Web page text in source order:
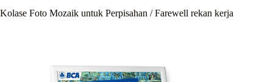
Kolase Foto Mozaik untuk Perpisahan / Farewell rekan kerja